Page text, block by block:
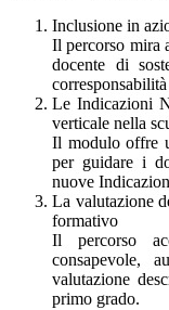
Inclusione in
Il percorso mira
docente di
Le Indicazioni
verticale nella
Il modulo offre
per guidare i
nuove
La valutazione
formativo
Il percorso
consapevole,
valutazione
primo grado.